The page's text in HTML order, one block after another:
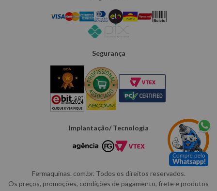
Segurança
Implantação/ Tecnologia
Fermaquinas. com.br. Todos os direitos reservados.
Os preços, promoções, condições de pagamento, frete e produtos